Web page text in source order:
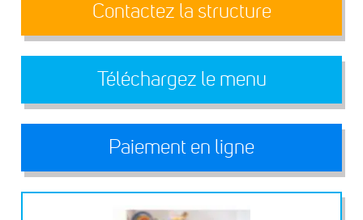
Contactez la structure
Téléchargez le menu
Paiement en ligne